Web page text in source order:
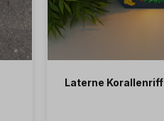
Laterne Korallenriff